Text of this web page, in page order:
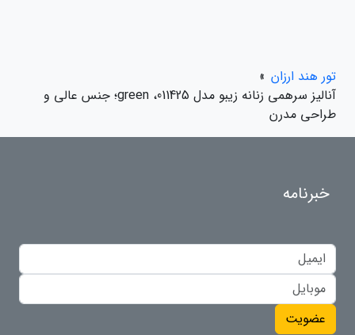
تور هند ارزان »
آنالیز سرهمی زنانه زیبو مدل 011425، green؛ جنس عالی و
طراحی مدرن
خبرنامه
عضویت